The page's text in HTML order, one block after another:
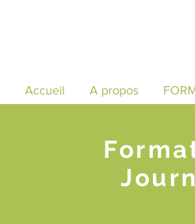
Accueil A propos